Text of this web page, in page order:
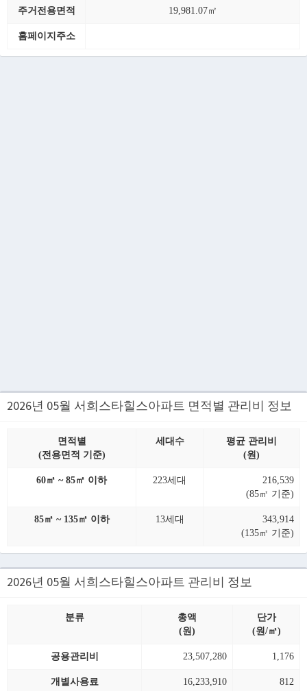
주거전용면적 19,981.07㎡
홈페이지주소
2026년 05월 서희스타힐스아파트 면적별 관리비 정보
면적별
(전용면적 기준)
세대수
평균 관리비
(원)
60㎡ ~ 85㎡ 이하 223세대
216,539
(85㎡ 기준)
85㎡ ~ 135㎡ 이하 13세대
343,914
(135㎡ 기준)
2026년 05월 서희스타힐스아파트 관리비 정보
분류
총액
(원)
단가
(원/㎡)
공용관리비 23,507,280 1,176
개별사용료 16,233,910 812